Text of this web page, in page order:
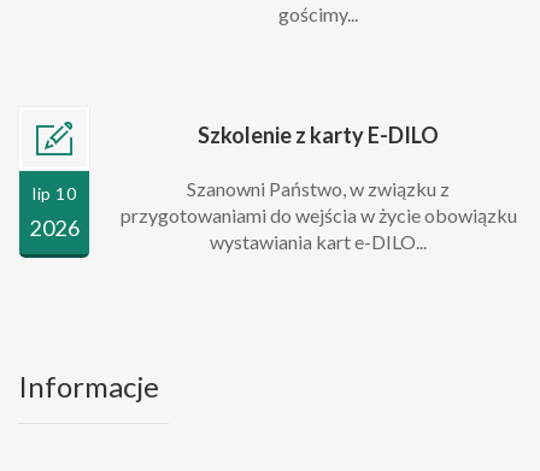
gościmy...
lip 10
2026
Szkolenie z karty E-DILO
Szanowni Państwo, w związku z
przygotowaniami do wejścia w życie obowiązku
wystawiania kart e-DILO...
Informacje